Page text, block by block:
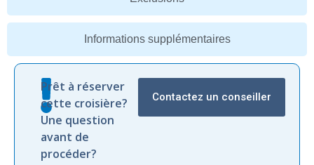
Informations supplémentaires
Prêt à réserver
cette croisière?
Une question
avant de
procéder?
Contactez un conseiller